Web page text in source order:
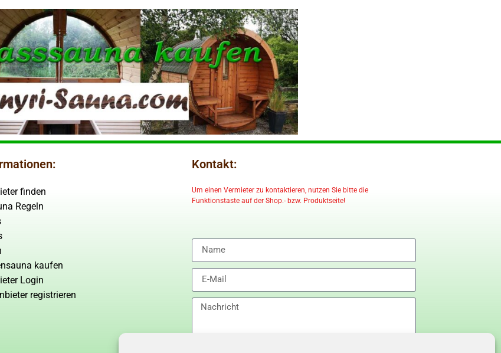
finden
Regeln
kaufen
Login
registrieren
Kontakt:
Um einen Vermieter zu kontaktieren, nutzen Sie bitte die
Funktionstaste auf der Shop.- bzw. Produktseite!